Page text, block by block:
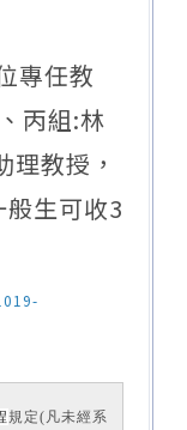
專任教
丙組:林
教授，
生可收3
規定( 凡未經系